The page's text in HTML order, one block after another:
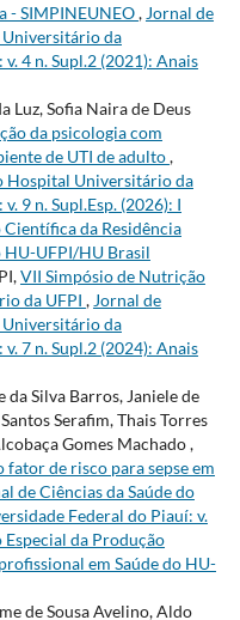
- SIMPINEUNEO, Jornal de
Universitário da
4 n. Supl.2 (2021): Anais
Luz, Sofia Naira de Deus
da psicologia com
de UTI de adulto,
Hospital Universitário da
9 n. Supl.Esp. (2026): I
da Residência
UFPI/HU Brasil
VII Simpósio de Nutrição
da UFPI , Jornal de
Universitário da
7 n. Supl.2 (2024): Anais
Silva Barros, Janiele de
Serafim, Thais Torres
Gomes Machado ,
de risco para sepse em
de Ciências da Saúde do
Federal do Piauí: v.
Especial da Produção
em Saúde do HU-
de Sousa Avelino, Aldo